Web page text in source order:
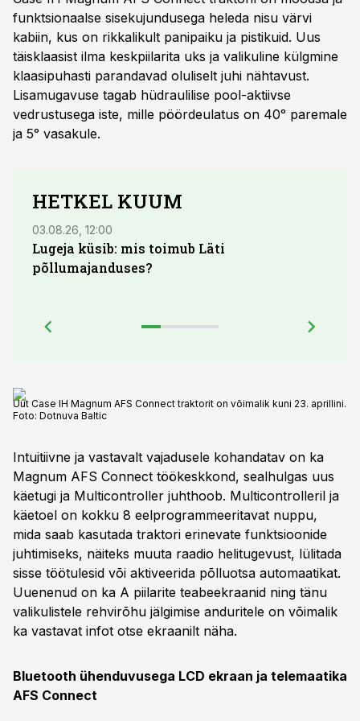
funktsionaalse sisekujundusega heleda nisu värvi
kabiin, kus on rikkalikult panipaiku ja pistikuid. Uus
täisklaasist ilma keskpiilarita uks ja valikuline külgmine
klaasipuhasti parandavad oluliselt juhi nähtavust.
Lisamugavuse tagab hüdraulilise pool-aktiivse
vedrustusega iste, mille pöördeulatus on 40ᵒ paremale
ja 5ᵒ vasakule.
HETKEL KUUM
03.08.26, 12:00
Lugeja küsib: mis toimub Läti
põllumajanduses?
Uut Case IH Magnum AFS Connect traktorit on võimalik kuni 23. aprillini.
Foto: Dotnuva Baltic
Intuitiivne ja vastavalt vajadusele kohandatav on ka
Magnum AFS Connect töökeskkond, sealhulgas uus
käetugi ja Multicontroller juhthoob. Multicontrolleril ja
käetoel on kokku 8 eelprogrammeeritavat nuppu,
mida saab kasutada traktori erinevate funktsioonide
juhtimiseks, näiteks muuta raadio helitugevust, lülitada
sisse töötulesid või aktiveerida põlluotsa automaatikat.
Uuenenud on ka A piilarite teabeekraanid ning tänu
valikulistele rehvirõhu jälgimise anduritele on võimalik
ka vastavat infot otse ekraanilt näha.
Bluetooth ühenduvusega LCD ekraan ja telemaatika
AFS Connect